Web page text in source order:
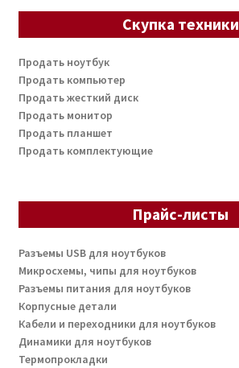
Скупка техники
Продать ноутбук
Продать компьютер
Продать жесткий диск
Продать монитор
Продать планшет
Продать комплектующие
Прайс-листы
Разъемы USB для ноутбуков
Микросхемы, чипы для ноутбуков
Разъемы питания для ноутбуков
Корпусные детали
Кабели и переходники для ноутбуков
Динамики для ноутбуков
Термопрокладки